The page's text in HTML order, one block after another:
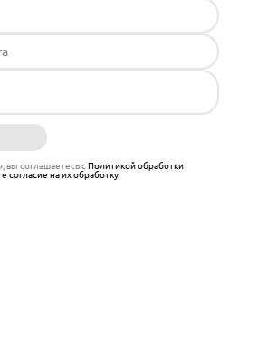
вы соглашаетесь сПолитикой обработки
согласие на их обработку